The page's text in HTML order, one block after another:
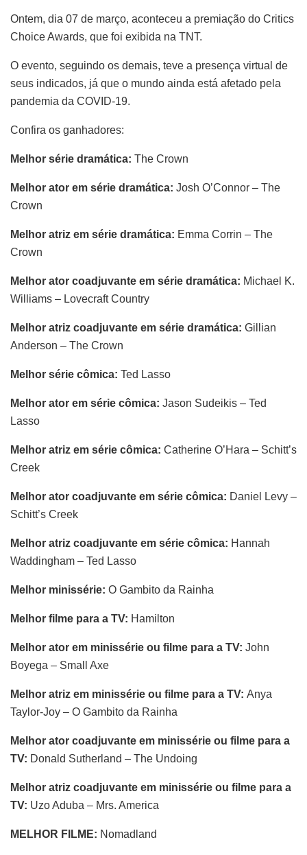
Ontem, dia 07 de março, aconteceu a premiação do Critics
Choice Awards, que foi exibida na TNT.
O evento, seguindo os demais, teve a presença virtual de
seus indicados, já que o mundo ainda está afetado pela
pandemia da COVID-19.
Confira os ganhadores:
Melhor série dramática: The Crown
Melhor ator em série dramática: Josh O’Connor – The
Crown
Melhor atriz em série dramática: Emma Corrin – The
Crown
Melhor ator coadjuvante em série dramática: Michael K.
Williams – Lovecraft Country
Melhor atriz coadjuvante em série dramática: Gillian
Anderson – The Crown
Melhor série cômica: Ted Lasso
Melhor ator em série cômica: Jason Sudeikis – Ted
Lasso
Melhor atriz em série cômica: Catherine O’Hara – Schitt’s
Creek
Melhor ator coadjuvante em série cômica: Daniel Levy –
Schitt’s Creek
Melhor atriz coadjuvante em série cômica: Hannah
Waddingham – Ted Lasso
Melhor minissérie: O Gambito da Rainha
Melhor filme para a TV: Hamilton
Melhor ator em minissérie ou filme para a TV: John
Boyega – Small Axe
Melhor atriz em minissérie ou filme para a TV: Anya
Taylor-Joy – O Gambito da Rainha
Melhor ator coadjuvante em minissérie ou filme para a
TV: Donald Sutherland – The Undoing
Melhor atriz coadjuvante em minissérie ou filme para a
TV: Uzo Aduba – Mrs. America
MELHOR FILME: Nomadland